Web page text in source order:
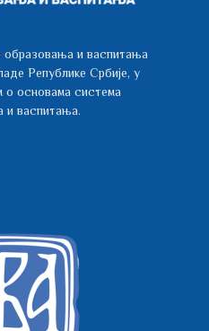
образовања и васпитања
Републике Србије, у
о основама система
и васпитања.